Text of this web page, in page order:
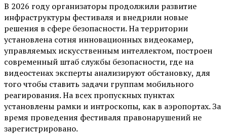
В 2026 году организаторы продолжили развитие
инфраструктуры фестиваля и внедрили новые
решения в сфере безопасности. На территории
установлена сотня инновационных видеокамер,
управляемых искусственным интеллектом, построен
современный штаб службы безопасности, где на
видеостенах эксперты анализируют обстановку, для
того чтобы ставить задачи группам мобильного
реагирования. На всех пропускных пунктах
установлены рамки и интроскопы, как в аэропортах. За
время проведения фестиваля правонарушений не
зарегистрировано.